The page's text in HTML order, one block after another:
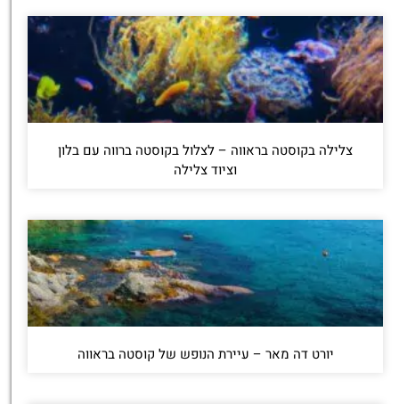
צלילה בקוסטה בראווה – לצלול בקוסטה ברווה עם בלון
וציוד צלילה
יורט דה מאר – עיירת הנופש של קוסטה בראווה